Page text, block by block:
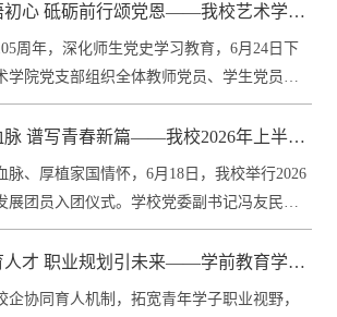
初心 砥砺前行颂党恩——我校艺术学院
“七一”主题党日活动
周年，深化师生党史学习教育，6月24日下
学院党支部组织全体教师党员、学生党员前
脉 谱写青春新篇——我校2026年上半年
团仪式圆满举行
脉、厚植家国情怀，6月18日，我校举行2026
展团员入团仪式。学校党委副书记冯友民出
人才 职业规划引未来——学前教育学院
校园专题讲座
企协同育人机制，拓宽青年学子职业视野，